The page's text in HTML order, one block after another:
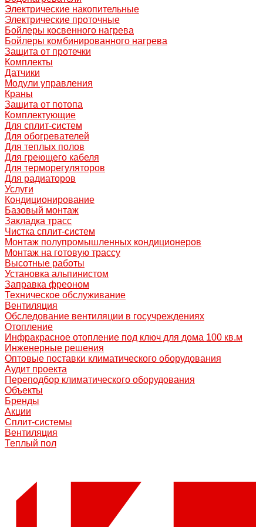
Электрические накопительные
Электрические проточные
Бойлеры косвенного нагрева
Бойлеры комбинированного нагрева
Защита от протечки
Комплекты
Датчики
Модули управления
Краны
Защита от потопа
Комплектующие
Для сплит-систем
Для обогревателей
Для теплых полов
Для греющего кабеля
Для терморегуляторов
Для радиаторов
Услуги
Кондиционирование
Базовый монтаж
Закладка трасс
Чистка сплит-систем
Монтаж полупромышленных кондиционеров
Монтаж на готовую трассу
Высотные работы
Установка альпинистом
Заправка фреоном
Техническое обслуживание
Вентиляция
Обследование вентиляции в госучреждениях
Отопление
Инфракрасное отопление под ключ для дома 100 кв.м
Инженерные решения
Оптовые поставки климатического оборудования
Аудит проекта
Переподбор климатического оборудования
Объекты
Бренды
Акции
Сплит-системы
Вентиляция
Теплый пол